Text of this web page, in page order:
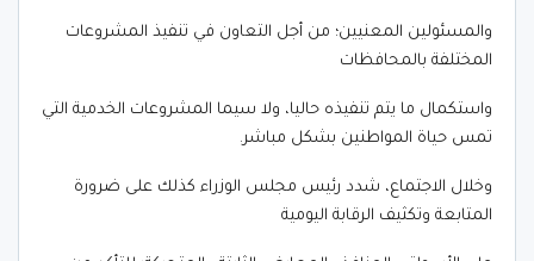
والمسئولين المعنيين؛ من أجل التعاون في تنفيذ المشروعات
المختلفة بالمحافظات
واستكمال ما يتم تنفيذه حاليا، ولا سيما المشروعات الخدمية التي
تمس حياة المواطنين بشكل مباشر.
وخلال الاجتماع، شدد رئيس مجلس الوزراء كذلك على ضرورة
المتابعة وتكثيف الرقابة اليومية